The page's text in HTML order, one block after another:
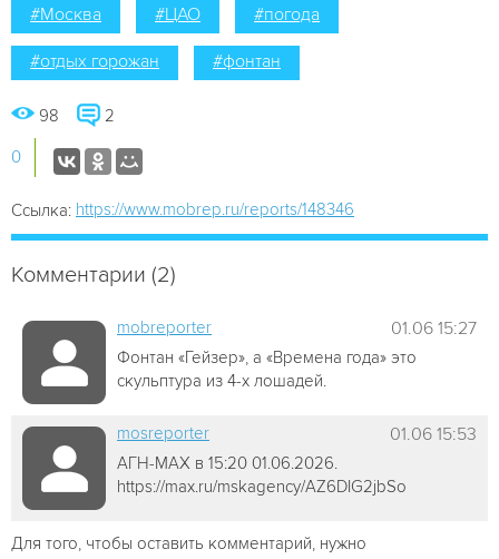
#Москва #ЦАО #погода
#отдых горожан #фонтан
98 2
0
Ссылка: https://www.mobrep.ru/reports/148346
Комментарии (2)
mobreporter 01.06 15:27
Фонтан «Гейзер», а «Времена года» это
скульптура из 4-х лошадей.
mosreporter 01.06 15:53
АГН-МАХ в 15:20 01.06.2026.
https://max.ru/mskagency/AZ6DIG2jbSo
Для того, чтобы оставить комментарий, нужно